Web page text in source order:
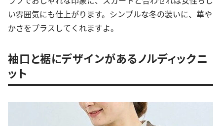
い雰囲気にも仕上がります。シンプルな冬の装いに、華や
かさをプラスしてくれますよ。
袖口と裾にデザインがあるノルディックニ
ット